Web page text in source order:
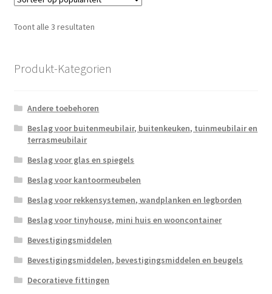
Toont alle 3 resultatenGesorteerd
Produkt-Kategorien
Andere toebehoren
Beslag voor buitenmeubilair, buitenkeuken, tuinmeubilair en
terrasmeubilair
Beslag voor glas en spiegels
Beslag voor kantoormeubelen
Beslag voor rekkensystemen, wandplanken en legborden
Beslag voor tinyhouse, mini huis en wooncontainer
Bevestigingsmiddelen
Bevestigingsmiddelen, bevestigingsmiddelen en beugels
Decoratieve fittingen